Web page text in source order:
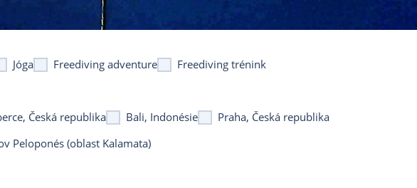
Jóga Freediving adventure
Freediving trénink
Česká republika Bali, Indonésie
Praha, Česká republika
Peloponés (oblast Kalamata)